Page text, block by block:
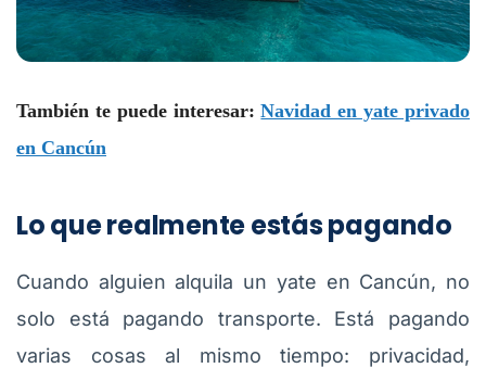
También te puede interesar: Navidad en yate privado
en Cancún
Lo que realmente estás pagando
Cuando alguien alquila un yate en Cancún, no
solo está pagando transporte. Está pagando
varias cosas al mismo tiempo: privacidad,